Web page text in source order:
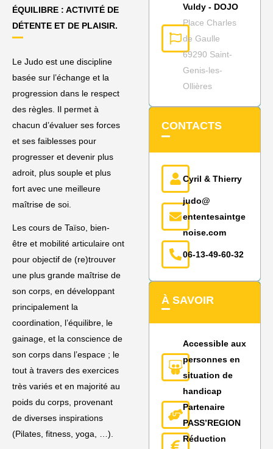
ÉQUILIBRE : ACTIVITÉ DE
DÉTENTE ET DE PLAISIR.
Le Judo est une discipline
basée sur l’échange et la
progression dans le respect
des règles. Il permet à
chacun d’évaluer ses forces
et ses faiblesses pour
progresser et devenir plus
adroit, plus souple et plus
fort avec une meilleure
maîtrise de soi.
Les cours de Taïso, bien-
être et mobilité articulaire ont
pour objectif de (re)trouver
une plus grande maîtrise de
son corps, en développant
principalement la
coordination, l’équilibre, le
gainage, et la conscience de
son corps dans l’espace ; le
tout à travers des exercices
très variés et en majorité au
poids du corps, provenant
de diverses inspirations
(Pilates, fitness, yoga, …).
Vuldy - DOJO
Place Charles
de Gaulle
69290 Saint-
Genis-les-
Ollières
CONTACTS
Cyril & Thierry
judo@
ententesaintge
noise.com
06-13-49-60-32
À SAVOIR
Accessible aux
personnes en
situation de
handicap
Partenaire
PASS’REGION
Réduction